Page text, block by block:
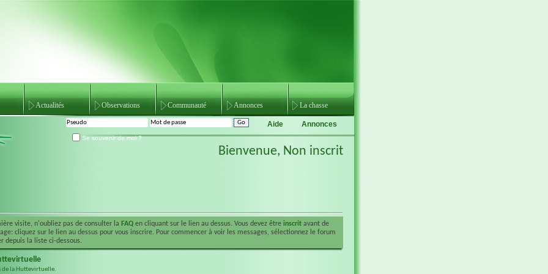
Actualités Observations Communauté Annonces La chasse
Annonces
Aide
Se souvenir de moi ?
Bienvenue, Non inscrit
visite, n'oubliez pas de consulter la FAQ en cliquant sur le lien au dessus. Vous devez être inscrit avant de
cliquez sur le lien au dessus pour vous inscrire. Pour commencer à voir les messages, sélectionnez le forum
depuis la liste ci-dessous.
de la Huttevirtuelle.